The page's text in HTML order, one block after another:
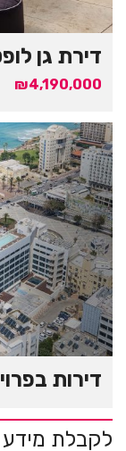
דירת גן
₪4,190,000
דירות
לקבלת מידע